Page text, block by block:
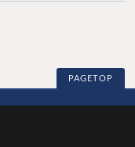
PAGETOP